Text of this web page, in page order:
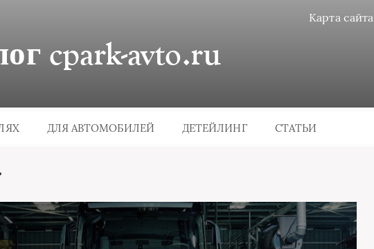
Карта сайта
cpark-avto.ru
ДЛЯ АВТОМОБИЛЕЙ ДЕТЕЙЛИНГ СТАТЬИ